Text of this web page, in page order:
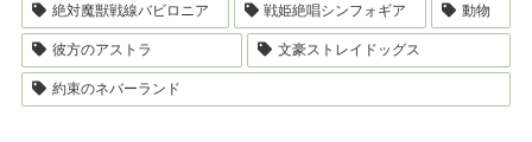
絶対魔獣戦線バビロニア 戦姫絶唱シンフォギア 動物
彼方のアストラ 文豪ストレイドッグス
約束のネバーランド